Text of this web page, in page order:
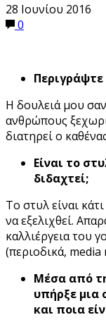
28 Ιουνίου 2016
0
Η δουλειά μου
ανθρώπους
διατηρεί ο
Είναι το
διδαχτεί;
Το στυλ είναι
να εξελιχθεί.
καλλιέργεια του
(περιοδικά, media
Μέσα από
υπήρξε μια
και ποια